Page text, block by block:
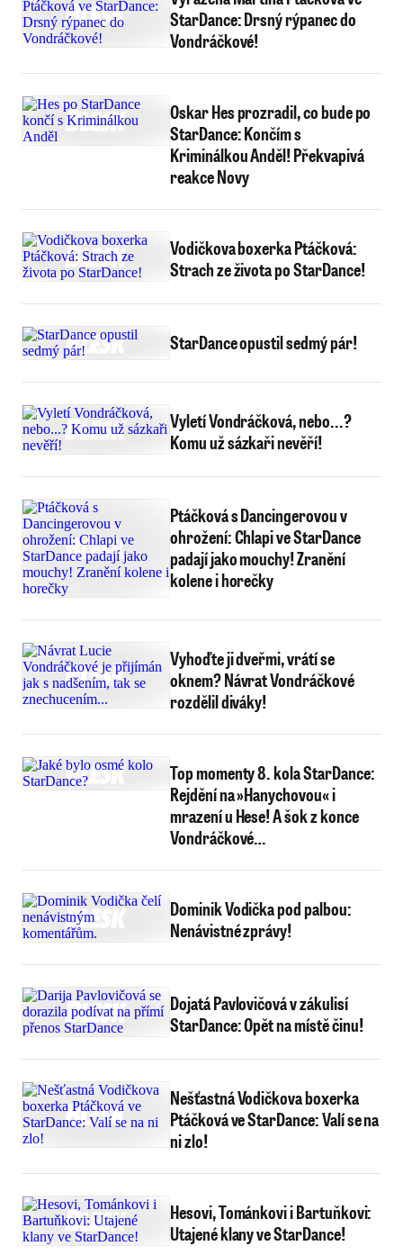
StarDance: Drsný rýpanec do
Vondráčkové!
Oskar Hes prozradil, co bude po
StarDance: Končím s
Kriminálkou Anděl! Překvapivá
reakce Novy
Vodičkova boxerka Ptáčková:
Strach ze života po StarDance!
StarDance opustil sedmý pár!
Vyletí Vondráčková, nebo...?
Komu už sázkaři nevěří!
Ptáčková s Dancingerovou v
ohrožení: Chlapi ve StarDance
padají jako mouchy! Zranění
kolene i horečky
Vyhoďte ji dveřmi, vrátí se
oknem? Návrat Vondráčkové
rozdělil diváky!
Top momenty 8. kola StarDance:
Rejdění na »Hanychovou« i
mrazení u Hese! A šok z konce
Vondráčkové…
Dominik Vodička pod palbou:
Nenávistné zprávy!
Dojatá Pavlovičová v zákulisí
StarDance: Opět na místě činu!
Nešťastná Vodičkova boxerka
Ptáčková ve StarDance: Valí se na
ni zlo!
Hesovi, Tománkovi i Bartuňkovi:
Utajené klany ve StarDance!